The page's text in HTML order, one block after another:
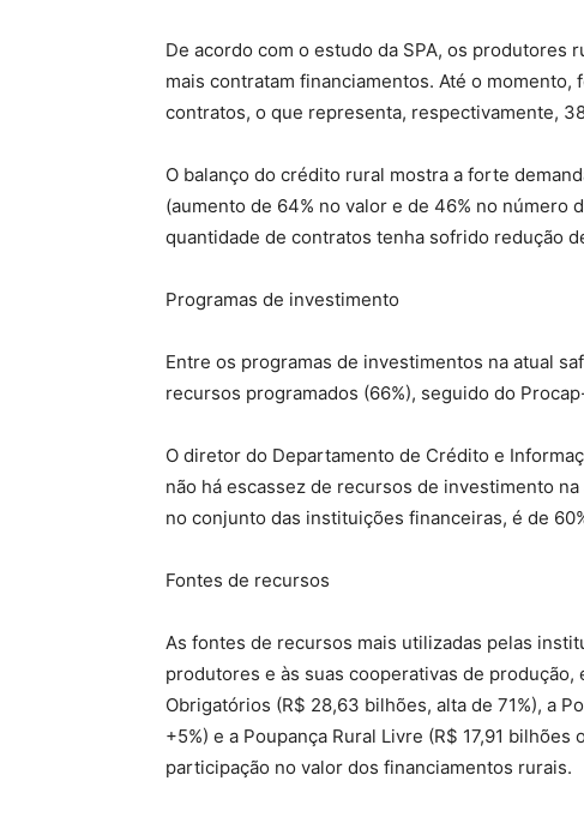
De acordo com o estudo da SPA, os produtores
mais contratam financiamentos. Até o
contratos, o que representa, respectivamente,
O balanço do crédito rural mostra a forte
(aumento de 64% no valor e de 46% no número
quantidade de contratos tenha sofrido redução
Programas de investimento
Entre os programas de investimentos na atual
recursos programados (66%), seguido do
O diretor do Departamento de Crédito e
não há escassez de recursos de investimento
no conjunto das instituições financeiras, é de
Fontes de recursos
As fontes de recursos mais utilizadas pelas
produtores e às suas cooperativas de
Obrigatórios (R$ 28,63 bilhões, alta de 71%), a
+5%) e a Poupança Rural Livre (R$ 17,91 bilhões
participação no valor dos financiamentos rurais.